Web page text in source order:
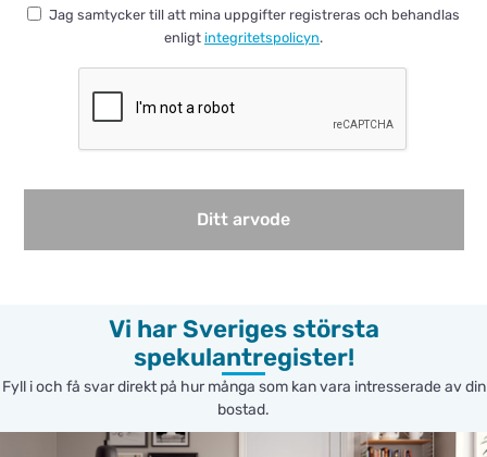
Jag samtycker till att mina uppgifter registreras och behandlas
enligt integritetspolicyn.
Ditt arvode
Vi har Sveriges största
spekulantregister!
Fyll i och få svar direkt på hur många som kan vara intresserade av din
bostad.